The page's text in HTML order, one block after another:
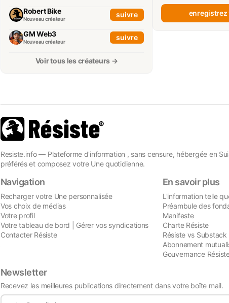
Robert Bike
Nouveau créateur
suivre
GM Web3
Nouveau créateur
suivre
Voir tous les créateurs →
enregistrez
Resiste.info — Plateforme d'information , sans censure, hébergée en
préférés et composez votre Une quotidienne.
Navigation
Recharger votre Une personnalisée
Vos choix de médias
Votre profil
Votre tableau de bord | Gérer vos syndications
Contacter Résiste
En savoir plus
L'information telle
Préambule des
Manifeste
Charte Résiste
Résiste vs Substack
Abonnement
Gouvernance
Newsletter
Recevez les meilleures publications directement dans votre boîte mail.